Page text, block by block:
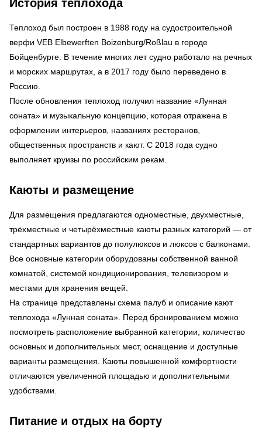
История теплохода
Теплоход был построен в 1988 году на судостроительной
верфи VEB Elbewerften Boizenburg/Roßlau в городе
Бойценбурге. В течение многих лет судно работало на речных
и морских маршрутах, а в 2017 году было переведено в
Россию.
После обновления теплоход получил название «Лунная
соната» и музыкальную концепцию, которая отражена в
оформлении интерьеров, названиях ресторанов,
общественных пространств и кают. С 2018 года судно
выполняет круизы по российским рекам.
Каюты и размещение
Для размещения предлагаются одноместные, двухместные,
трёхместные и четырёхместные каюты разных категорий — от
стандартных вариантов до полулюксов и люксов с балконами.
Все основные категории оборудованы собственной ванной
комнатой, системой кондиционирования, телевизором и
местами для хранения вещей.
На странице представлены схема палуб и описание кают
теплохода «Лунная соната». Перед бронированием можно
посмотреть расположение выбранной категории, количество
основных и дополнительных мест, оснащение и доступные
варианты размещения. Каюты повышенной комфортности
отличаются увеличенной площадью и дополнительными
удобствами.
Питание и отдых на борту